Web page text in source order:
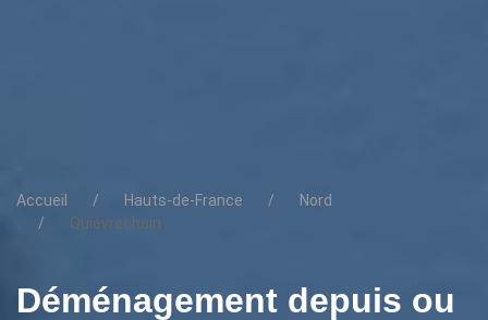
Accueil Hauts-de-France
Nord
Quiévrechain
Déménagement depuis ou